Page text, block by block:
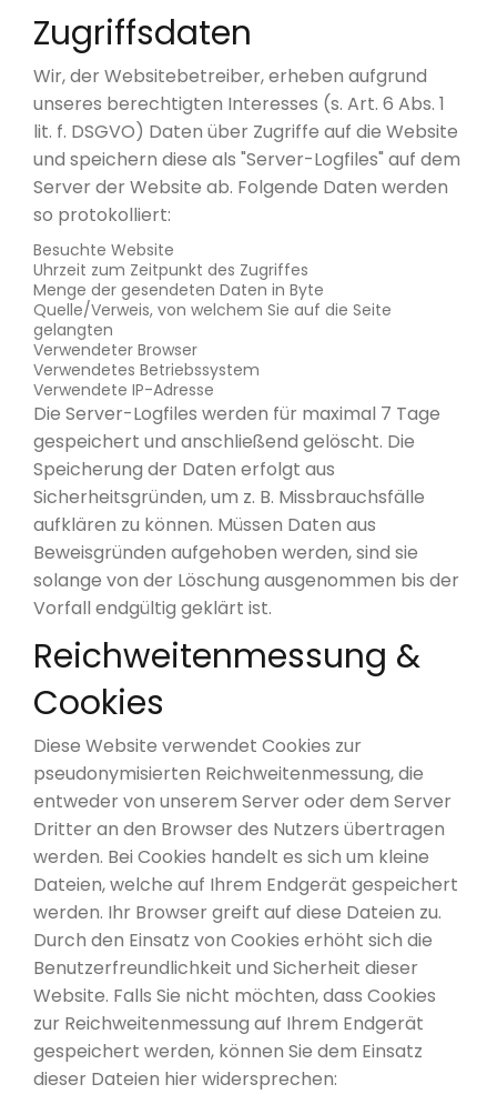
Zugriffsdaten
Wir, der Websitebetreiber, erheben aufgrund
unseres berechtigten Interesses (s. Art. 6 Abs. 1
lit. f. DSGVO) Daten über Zugriffe auf die Website
und speichern diese als "Server-Logfiles" auf dem
Server der Website ab. Folgende Daten werden
so protokolliert:
Besuchte Website
Uhrzeit zum Zeitpunkt des Zugriffes
Menge der gesendeten Daten in Byte
Quelle/Verweis, von welchem Sie auf die Seite
gelangten
Verwendeter Browser
Verwendetes Betriebssystem
Verwendete IP-Adresse
Die Server-Logfiles werden für maximal 7 Tage
gespeichert und anschließend gelöscht. Die
Speicherung der Daten erfolgt aus
Sicherheitsgründen, um z. B. Missbrauchsfälle
aufklären zu können. Müssen Daten aus
Beweisgründen aufgehoben werden, sind sie
solange von der Löschung ausgenommen bis der
Vorfall endgültig geklärt ist.
Reichweitenmessung &
Cookies
Diese Website verwendet Cookies zur
pseudonymisierten Reichweitenmessung, die
entweder von unserem Server oder dem Server
Dritter an den Browser des Nutzers übertragen
werden. Bei Cookies handelt es sich um kleine
Dateien, welche auf Ihrem Endgerät gespeichert
werden. Ihr Browser greift auf diese Dateien zu.
Durch den Einsatz von Cookies erhöht sich die
Benutzerfreundlichkeit und Sicherheit dieser
Website. Falls Sie nicht möchten, dass Cookies
zur Reichweitenmessung auf Ihrem Endgerät
gespeichert werden, können Sie dem Einsatz
dieser Dateien hier widersprechen: